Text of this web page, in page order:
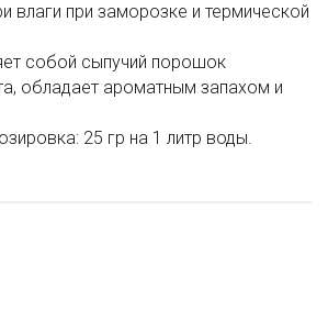
влаги при заморозке и термической
собой сыпучий порошок
обладает ароматным запахом и
25 гр на 1 литр воды.